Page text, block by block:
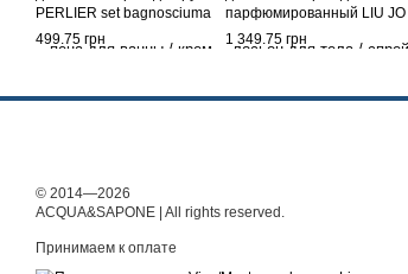
PERLIER set bagnosciuma
ml 500 + cr mani ml 100
fresia
499.75 грн
парфюмированный LIU JO
conf body lot 200 + acqua
corpo 200 sp orchidea
1 349.75 грн
© 2014—2026
ACQUA&SAPONE | All rights reserved.
Принимаем к оплате